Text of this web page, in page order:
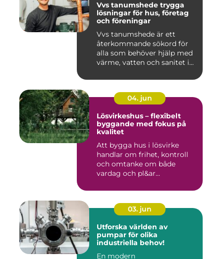
Vvs tanumshede trygga
lösningar för hus, företag
och föreningar
Vvs tanumshede är ett
återkommande sökord för
alla som behöver hjälp med
värme, vatten och sanitet i...
04. jun
Lösvirkeshus – flexibelt
byggande med fokus på
kvalitet
Att bygga hus i lösvirke
handlar om frihet, kontroll
och omtanke om både
vardag och pl&ar...
03. jun
Utforska världen av
pumpar för olika
industriella behov!
En modern